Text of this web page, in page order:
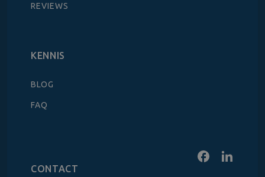
REVIEWS
KENNIS
BLOG
FAQ
CONTACT